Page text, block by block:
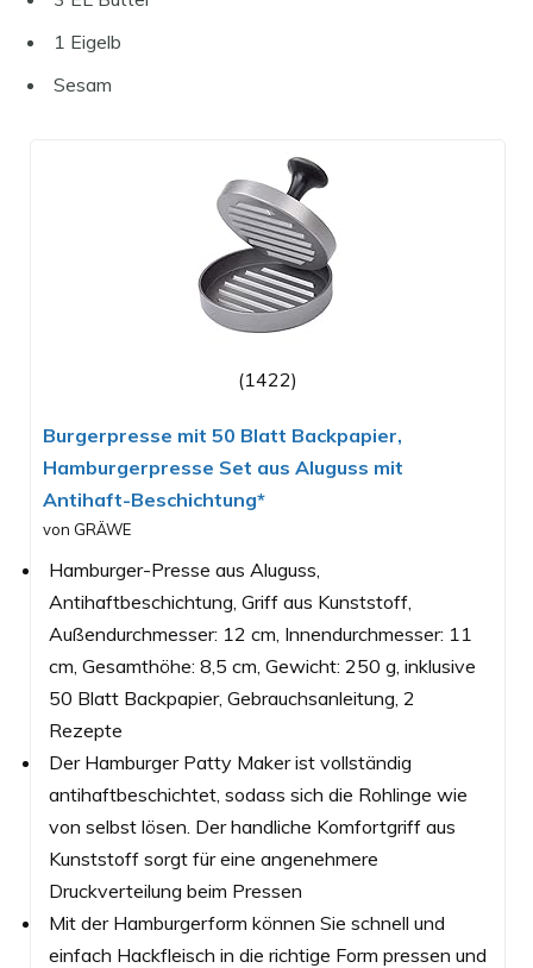
1 Eigelb
Sesam
(1422)
Burgerpresse mit 50 Blatt Backpapier,
Hamburgerpresse Set aus Aluguss mit
Antihaft-Beschichtung*
von GRÄWE
Hamburger-Presse aus Aluguss,
Antihaftbeschichtung, Griff aus Kunststoff,
Außendurchmesser: 12 cm, Innendurchmesser: 11
cm, Gesamthöhe: 8,5 cm, Gewicht: 250 g, inklusive
50 Blatt Backpapier, Gebrauchsanleitung, 2
Rezepte
Der Hamburger Patty Maker ist vollständig
antihaftbeschichtet, sodass sich die Rohlinge wie
von selbst lösen. Der handliche Komfortgriff aus
Kunststoff sorgt für eine angenehmere
Druckverteilung beim Pressen
Mit der Hamburgerform können Sie schnell und
einfach Hackfleisch in die richtige Form pressen und